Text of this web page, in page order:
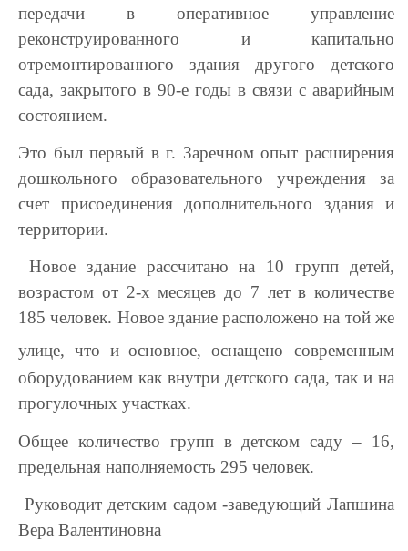
передачи в оперативное управление
реконструированного и капитально
отремонтированного здания другого детского
сада, закрытого в 90-е годы в связи с аварийным
состоянием.
Это был первый в г. Заречном опыт расширения
дошкольного образовательного учреждения за
счет присоединения дополнительного здания и
территории.
Новое здание рассчитано на 10 групп детей,
возрастом от 2-х месяцев до 7 лет в количестве
185 человек. Новое здание расположено на той же
улице, что и основное, оснащено
современным
оборудованием как внутри детского сада, так и на
прогулочных участках.
Общее количество групп в детском саду – 16,
предельная наполняемость 295 человек.
Руководит детским садом -заведующий Лапшина
Вера Валентиновна